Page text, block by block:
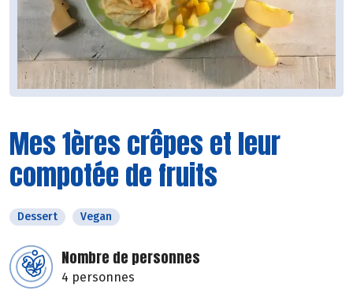
Mes 1ères crêpes et leur
compotée de fruits
Dessert Vegan
Nombre de personnes
4 personnes